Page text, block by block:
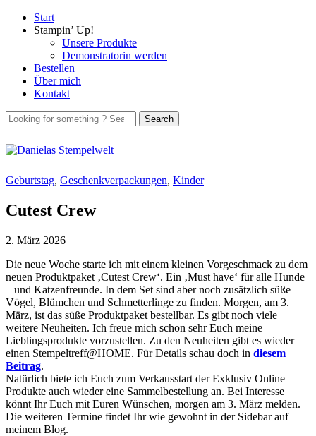
Start
Stampin’ Up!
Unsere Produkte
Demonstratorin werden
Bestellen
Über mich
Kontakt
Geburtstag, Geschenkverpackungen, Kinder
Cutest Crew
2. März 2026
Die neue Woche starte ich mit einem kleinen Vorgeschmack zu dem
neuen Produktpaket ‚Cutest Crew‘. Ein ‚Must have‘ für alle Hunde
– und Katzenfreunde. In dem Set sind aber noch zusätzlich süße
Vögel, Blümchen und Schmetterlinge zu finden. Morgen, am 3.
März, ist das süße Produktpaket bestellbar. Es gibt noch viele
weitere Neuheiten. Ich freue mich schon sehr Euch meine
Lieblingsprodukte vorzustellen. Zu den Neuheiten gibt es wieder
einen Stempeltreff@HOME. Für Details schau doch in diesem
Beitrag.
Natürlich biete ich Euch zum Verkausstart der Exklusiv Online
Produkte auch wieder eine Sammelbestellung an. Bei Interesse
könnt Ihr Euch mit Euren Wünschen, morgen am 3. März melden.
Die weiteren Termine findet Ihr wie gewohnt in der Sidebar auf
meinem Blog.